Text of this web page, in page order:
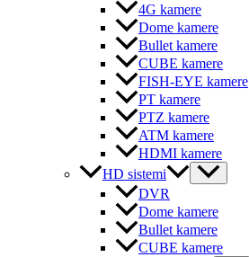
4G kamere
Dome kamere
Bullet kamere
CUBE kamere
FISH-EYE kamere
PT kamere
PTZ kamere
ATM kamere
HDMI kamere
HD sistemi
Menu
Toggle
DVR
Dome kamere
Bullet kamere
CUBE kamere